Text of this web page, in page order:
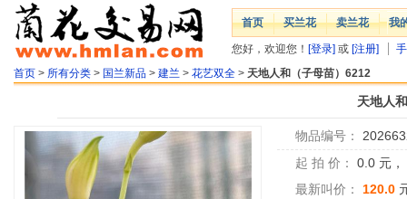
首页 买兰花 卖兰花 我
您好，欢迎您！ [登录] 或 [注册]
首页 > 所有分类 > 国兰新品 > 建兰 > 花艺双全 > 天地人和（子母苗）6212
天地人
物品编号：
起 拍 价：
0.0 元，
最新叫价：
120.0